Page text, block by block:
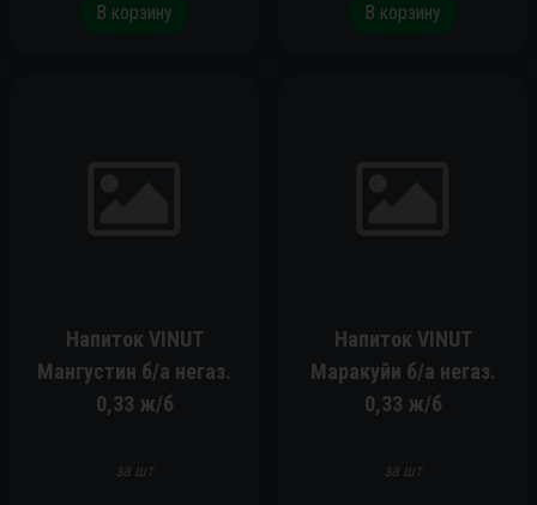
В корзину В корзину
Напиток VINUT
Мангустин б/а негаз.
0,33 ж/б
за шт
Напиток VINUT
Маракуйи б/а негаз.
0,33 ж/б
за шт